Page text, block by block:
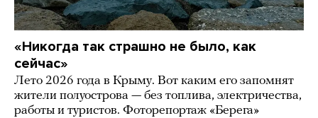
«Никогда так страшно не было, как
сейчас»
Лето 2026 года в Крыму. Вот каким его запомнят
жители полуострова — без топлива, электричества,
работы и туристов. Фоторепортаж «Берега»